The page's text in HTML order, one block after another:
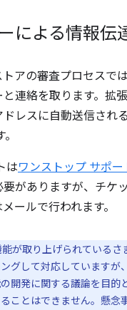
による情報伝
アの審査プロセスで
連絡を取ります。拡
レスに自動送信され
はワンストップ サポー
がありますが、チケ
ールで行われます。
が取り上げられているさ
グして対応していますが
開発に関する議論を目的
ことはできません。懸念